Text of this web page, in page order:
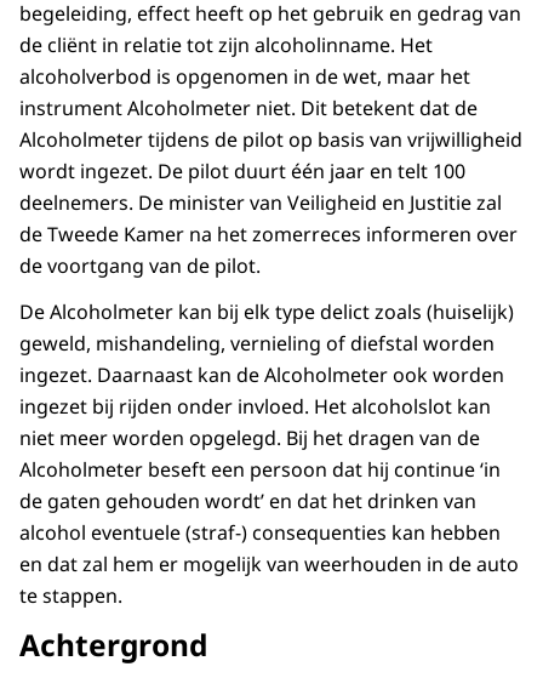
begeleiding, effect heeft op het gebruik en gedrag van
de cliënt in relatie tot zijn alcoholinname. Het
alcoholverbod is opgenomen in de wet, maar het
instrument Alcoholmeter niet. Dit betekent dat de
Alcoholmeter tijdens de pilot op basis van vrijwilligheid
wordt ingezet. De pilot duurt één jaar en telt 100
deelnemers. De minister van Veiligheid en Justitie zal
de Tweede Kamer na het zomerreces informeren over
de voortgang van de pilot.
De Alcoholmeter kan bij elk type delict zoals (huiselijk)
geweld, mishandeling, vernieling of diefstal worden
ingezet. Daarnaast kan de Alcoholmeter ook worden
ingezet bij rijden onder invloed. Het alcoholslot kan
niet meer worden opgelegd. Bij het dragen van de
Alcoholmeter beseft een persoon dat hij continue ‘in
de gaten gehouden wordt’ en dat het drinken van
alcohol eventuele (straf-) consequenties kan hebben
en dat zal hem er mogelijk van weerhouden in de auto
te stappen.
Achtergrond